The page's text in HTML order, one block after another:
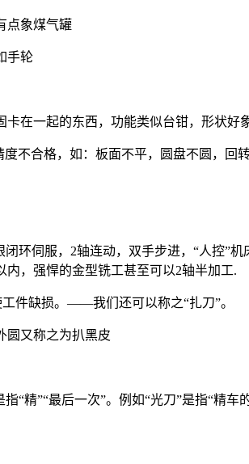
点象煤气罐
手轮
卡在一起的东西，功能类似台钳，形状好
度不合格，如：板面不平，圆盘不圆，回
闭环伺服，2轴连动，双手步进，“人控”
内，强悍的金型铣工甚至可以2轴半加工.
件缺损。——我们还可以称之“扎刀”。
圆又称之为扒黑皮
“精”“最后一次”。例如“光刀”是指“精